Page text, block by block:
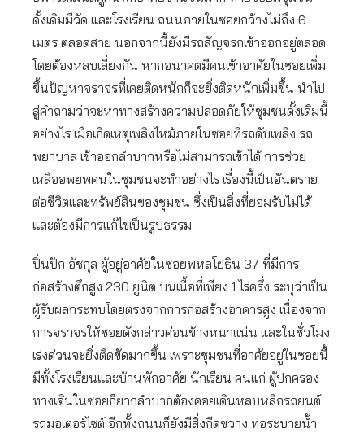
ดั้งเดิมมีวัด และโรงเรียน ถนนภายในซอยกว้างไม่ถึง 6
เมตร ตลอดสาย นอกจากนี้ยังมีรถสัญจรกเข้าออกอยู่ตลอด
โดยต้องหลบเลี่ยงกัน หากอนาคตมีคนเข้าอาศัยในซอยเพิ่ม
ขึ้นปัญหาจราจรที่เคยติดหนักก็จะยิ่งติดหนักเพิ่มขึ้น นำไป
สู่คำถามว่าจะหาทางสร้างความปลอดภัยให้ชุมชนดั้งเดิมนี้
อย่างไร เมื่อเกิดเหตุเพลิงไหม้ภายในซอยที่รถดับเพลิง รถ
พยาบาล เข้าออกลำบากหรือไม่สามารถเข้าได้ การช่วย
เหลืออพยพคนในชุมชนจะทำอย่างไร เรื่องนี้เป็นอันตราย
ต่อชีวิตและทรัพย์สินของชุมชน ซึ่งเป็นสิ่งที่ยอมรับไม่ได้
และต้องมีการแก้ไขเป็นรูปธรรม
ปิ่นปัก อัชกุล ผู้อยู่อาศัยในซอยพหลโยธิน 37 ที่มีการ
ก่อสร้างตึกสูง 230 ยูนิต บนเนื้อที่เพียง 1 ไร่ครึ่ง ระบุว่าเป็น
ผู้รับผลกระทบโดยตรงจากการก่อสร้างอาคารสูง เนื่องจาก
การจราจรให้ซอยดังกล่าวค่อนข้างหนาแน่น และในชั่วโมง
เร่งด่วนจะยิ่งติดขัดมากขึ้น เพราะชุมชนที่อาศัยอยู่ในซอยนี้
มีทั้งโรงเรียนและบ้านพักอาศัย นักเรียน คนแก่ ผู้ปกครอง
ทางเดินในซอยก็ยากลำบากต้องคอยเดินหลบหลีกรถยนต์
รถมอเตอร์ไซต์ อีกทั้งถนนก็ยังมีสิ่งกีดขวาง ท่อระบายน้ำ